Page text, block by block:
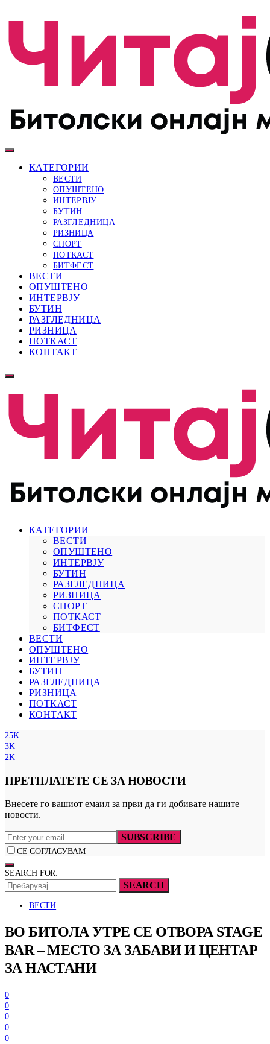
КАТЕГОРИИ
ВЕСТИ
ОПУШТЕНО
ИНТЕРВЈУ
БУТИН
РАЗГЛЕДНИЦА
РИЗНИЦА
СПОРТ
ПОТКАСТ
БИТФЕСТ
ВЕСТИ
ОПУШТЕНО
ИНТЕРВЈУ
БУТИН
РАЗГЛЕДНИЦА
РИЗНИЦА
ПОТКАСТ
КОНТАКТ
КАТЕГОРИИ
ВЕСТИ
ОПУШТЕНО
ИНТЕРВЈУ
БУТИН
РАЗГЛЕДНИЦА
РИЗНИЦА
СПОРТ
ПОТКАСТ
БИТФЕСТ
ВЕСТИ
ОПУШТЕНО
ИНТЕРВЈУ
БУТИН
РАЗГЛЕДНИЦА
РИЗНИЦА
ПОТКАСТ
КОНТАКТ
25K
3K
2K
ПРЕТПЛАТЕТЕ СЕ ЗА НОВОСТИ
Внесете го вашиот емаил за први да ги добивате нашите
новости.
SUBSCRIBE
СЕ СОГЛАСУВАМ
SEARCH FOR:
SEARCH
ВЕСТИ
ВО БИТОЛА УТРЕ СЕ ОТВОРА STAGE
BAR – МЕСТО ЗА ЗАБАВИ И ЦЕНТАР
ЗА НАСТАНИ
0
0
0
0
0